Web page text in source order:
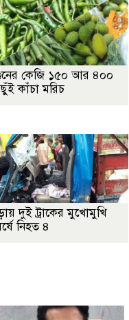
কেজি ১৫০ আর ৪০০
কাঁচা মরিচ
দুই ট্রাকের মুখোমুখি
নিহত ৪